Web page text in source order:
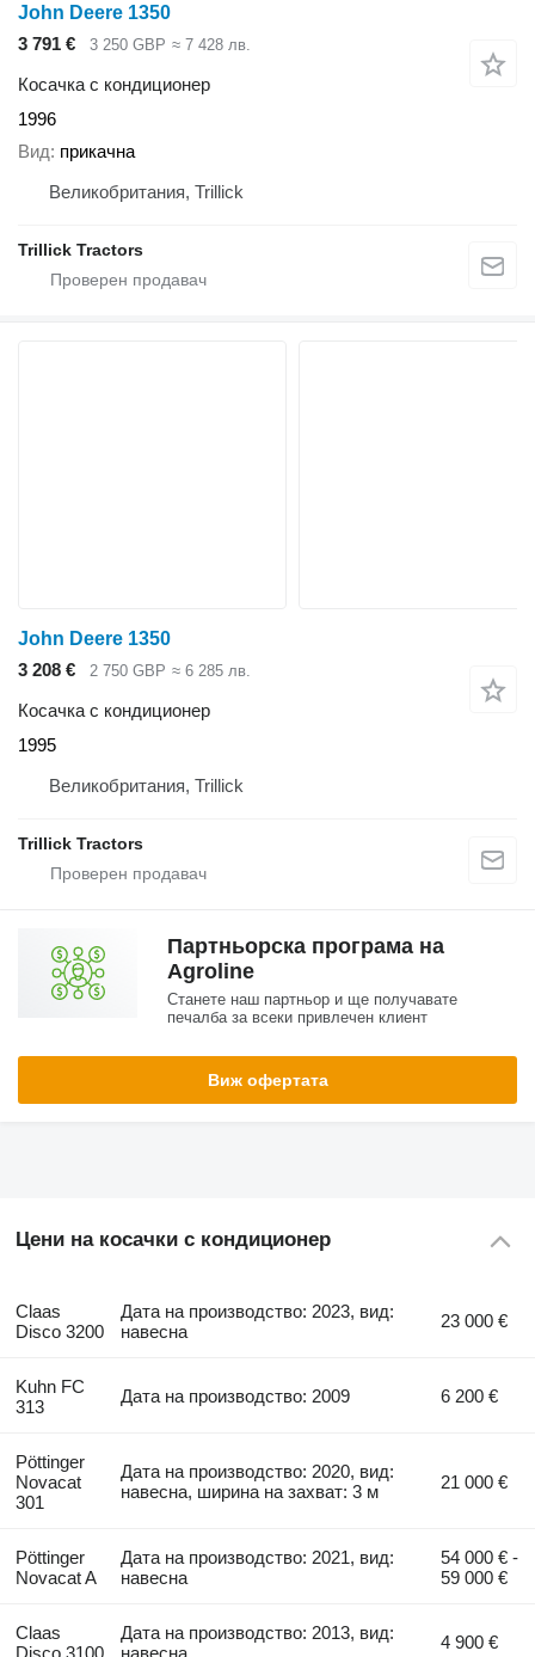
John Deere 1350
3 791 €
3 250 GBP ≈ 7 428 лв.
Косачка с кондиционер
1996
Вид прикачна
Великобритания, Trillick
Trillick Tractors
John Deere 1350
3 208 €
2 750 GBP ≈ 6 285 лв.
Косачка с кондиционер
1995
Великобритания, Trillick
Trillick Tractors
Партньорска програма на
Agroline
Станете наш партньор и ще получавате
печалба за всеки привлечен клиент
Виж офертата
Цени на косачки с кондиционер
Claas
Disco 3200
Дата на производство: 2023, вид:
навесна
23 000 €
Kuhn FC
313
Дата на производство: 2009 6 200 €
Pöttinger
Novacat
301
Дата на производство: 2020, вид:
навесна, ширина на захват: 3 м
21 000 €
Pöttinger
Novacat A
Дата на производство: 2021, вид:
навесна
54 000 € -
59 000 €
Claas
Disco 3100
Дата на производство: 2013, вид:
навесна
4 900 €